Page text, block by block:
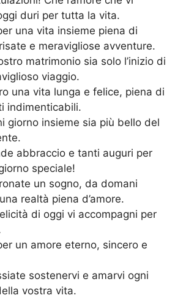
duri per tutta la vita.
una vita insieme piena di
e meravigliose avventure.
matrimonio sia solo l’inizio di
viaggio.
una vita lunga e felice, piena di
indimenticabili.
giorno insieme sia più bello del
abbraccio e tanti auguri per
speciale!
un sogno, da domani
realtà piena d’amore.
di oggi vi accompagni per
un amore eterno, sincero e
sostenervi e amarvi ogni
vostra vita.